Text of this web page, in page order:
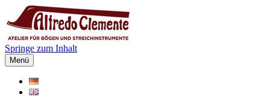
Springe zum Inhalt
Menü